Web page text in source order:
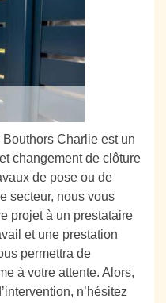
Bouthors Charlie est un
changement de clôture
de pose ou de
secteur, nous vous
projet à un prestataire
et une prestation
permettra de
à votre attente. Alors,
n’hésitez